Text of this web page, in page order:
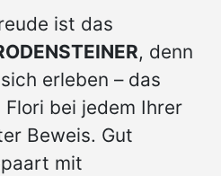
ist das
, denn
erleben – das
bei jedem Ihrer
Beweis. Gut
mit